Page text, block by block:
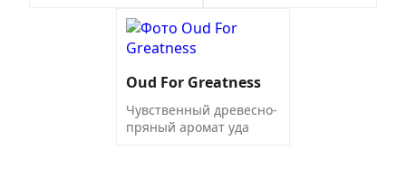
Oud For Greatness
Чувственный древесно-
пряный аромат уда